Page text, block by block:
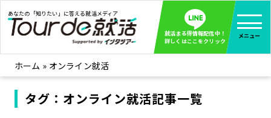
あなたの「知りたい」に答える就活メディア
就活まる得情報配信中！
詳しくはここをクリック
メニュー
就活ノウハウ 全て見る
企業まる見え！特捜部
ホーム » オンライン就活
タグ：オンライン就活記事一覧